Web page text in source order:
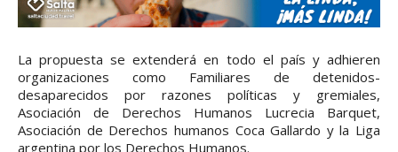
La propuesta se extenderá en todo el país y adhieren
organizaciones como Familiares de detenidos-
desaparecidos por razones políticas y gremiales,
Asociación de Derechos Humanos Lucrecia Barquet,
Asociación de Derechos humanos Coca Gallardo y la Liga
argentina por los Derechos Humanos.